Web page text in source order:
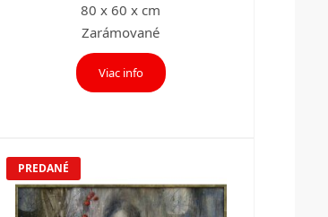
80 x 60 x cm
Zarámované
Viac info
PREDANÉ